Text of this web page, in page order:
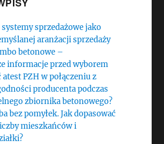
sprzedażowe jako
aranżacji sprzedaży
betonowe –
informacje przed wyborem
PZH w połączeniu z
producenta podczas
zbiornika betonowego?
bez pomyłek. Jak dopasować
mieszkańców i